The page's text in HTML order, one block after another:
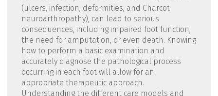
(ulcers, infection, deformities, and Charcot
neuroarthropathy), can lead to serious
consequences, including impaired foot function,
the need for amputation, or even death. Knowing
how to perform a basic examination and
accurately diagnose the pathological process
occurring in each foot will allow for an
appropriate therapeutic approach.
Understanding the different care models and